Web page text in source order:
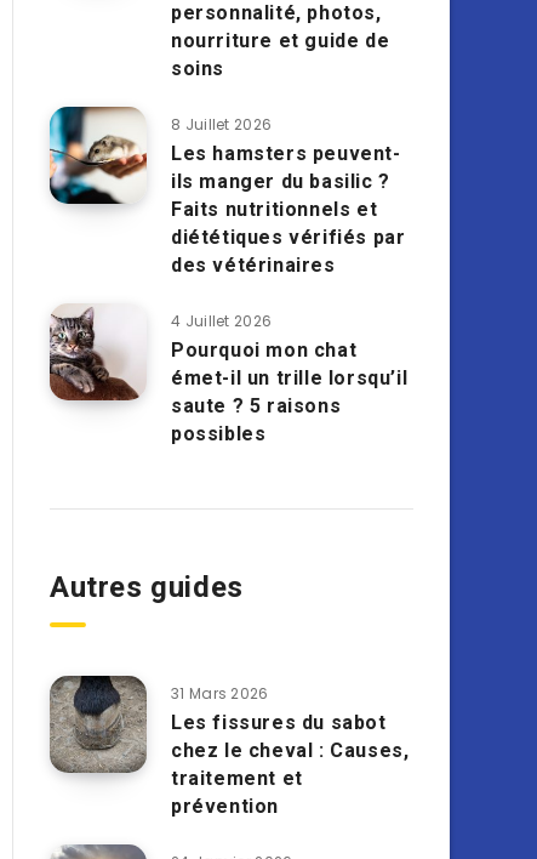
personnalité, photos,
nourriture et guide de
soins
8 Juillet 2026
Les hamsters peuvent-
ils manger du basilic ?
Faits nutritionnels et
diététiques vérifiés par
des vétérinaires
4 Juillet 2026
Pourquoi mon chat
émet-il un trille lorsqu’il
saute ? 5 raisons
possibles
Autres guides
31 Mars 2026
Les fissures du sabot
chez le cheval : Causes,
traitement et
prévention